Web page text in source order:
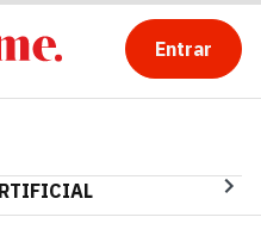
Entrar